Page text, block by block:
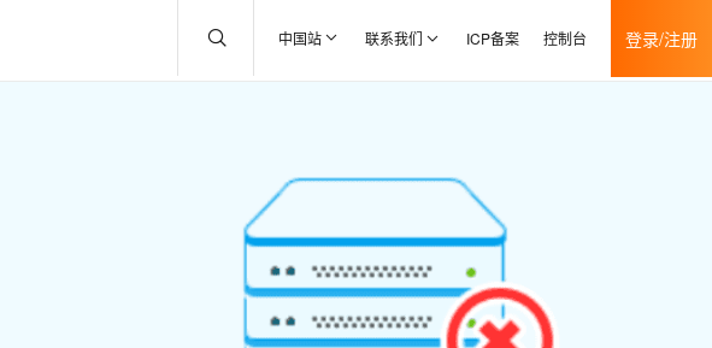
中国站 联系我们 ICP备案 控制台 登录/注册